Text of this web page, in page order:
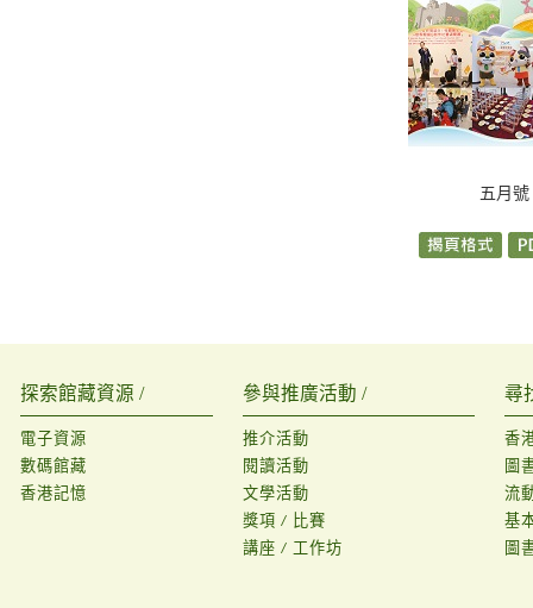
五月號
探索館藏資源 /
電子資源
數碼館藏
香港記憶
參與推廣活動 /
推介活動
閱讀活動
文學活動
獎項 / 比賽
講座 / 工作坊
尋
香
圖
流
基
圖